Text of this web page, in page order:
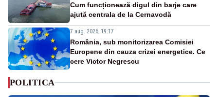
Cum funcționează digul din barje care
ajută centrala de la Cernavodă
7 aug. 2026, 19:17
România, sub monitorizarea Comisiei
Europene din cauza crizei energetice. Ce
cere Victor Negrescu
POLITICA